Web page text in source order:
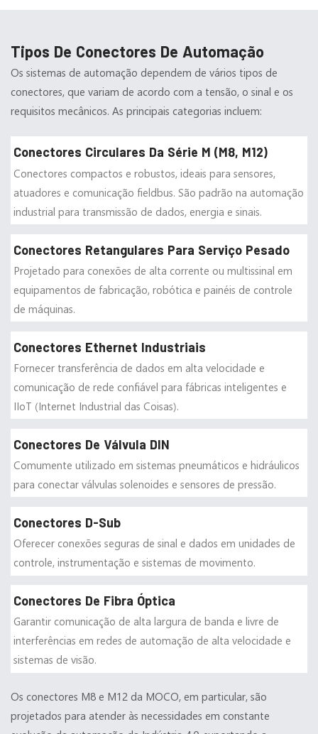
Tipos De Conectores De Automação
Os sistemas de automação dependem de vários tipos de
conectores, que variam de acordo com a tensão, o sinal e os
requisitos mecânicos. As principais categorias incluem:
Conectores Circulares Da Série M (M8, M12)
Conectores compactos e robustos, ideais para sensores,
atuadores e comunicação fieldbus. São padrão na automação
industrial para transmissão de dados, energia e sinais.
Conectores Retangulares Para Serviço Pesado
Projetado para conexões de alta corrente ou multissinal em
equipamentos de fabricação, robótica e painéis de controle
de máquinas.
Conectores Ethernet Industriais
Fornecer transferência de dados em alta velocidade e
comunicação de rede confiável para fábricas inteligentes e
IIoT (Internet Industrial das Coisas).
Conectores De Válvula DIN
Comumente utilizado em sistemas pneumáticos e hidráulicos
para conectar válvulas solenoides e sensores de pressão.
Conectores D-Sub
Oferecer conexões seguras de sinal e dados em unidades de
controle, instrumentação e sistemas de movimento.
Conectores De Fibra Óptica
Garantir comunicação de alta largura de banda e livre de
interferências em redes de automação de alta velocidade e
sistemas de visão.
Os conectores M8 e M12 da MOCO, em particular, são
projetados para atender às necessidades em constante